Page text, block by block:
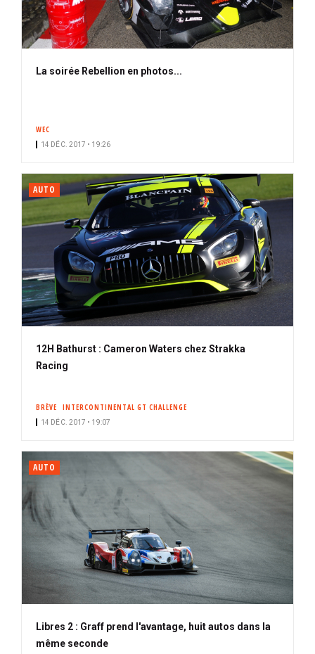
La soirée Rebellion en photos...
WEC
14 DÉC. 2017 • 19:26
AUTO
12H Bathurst : Cameron Waters chez Strakka
Racing
BRÈVE INTERCONTINENTAL GT CHALLENGE
14 DÉC. 2017 • 19:07
AUTO
Libres 2 : Graff prend l'avantage, huit autos dans la
même seconde